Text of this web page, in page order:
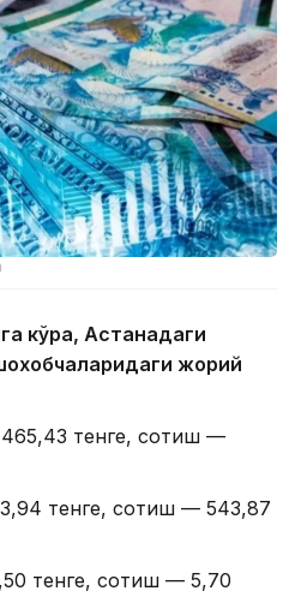
кўра, Астанадаги
жорий
тенге, сотиш —
тенге, сотиш — 543,87
тенге, сотиш — 5,70